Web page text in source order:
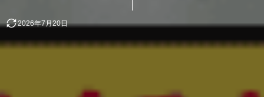
2026年7月20日